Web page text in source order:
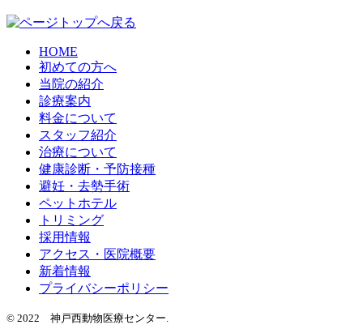
HOME
初めての方へ
当院の紹介
診療案内
料金について
スタッフ紹介
治療について
健康診断・予防接種
避妊・去勢手術
ペットホテル
トリミング
採用情報
アクセス・医院概要
新着情報
プライバシーポリシー
© 2022 神戸西動物医療センター.